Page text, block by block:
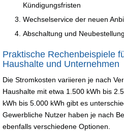
Kündigungsfristen
Wechselservice der neuen
Abschaltung und
Praktische Rechenbeispiele
Haushalte und Unternehmen
Die Stromkosten variieren je nach
Haushalte mit etwa 1.500 kWh bis
kWh bis 5.000 kWh gibt es
Gewerbliche Nutzer haben je nach
ebenfalls verschiedene Optionen.